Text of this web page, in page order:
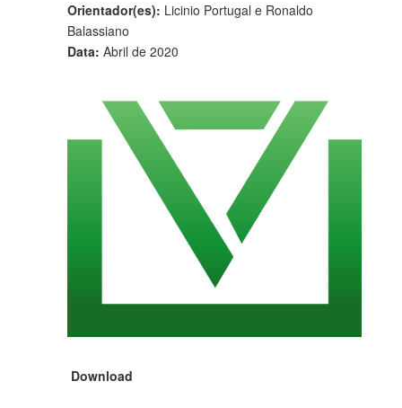
Orientador(es): Licinio Portugal e Ronaldo
Balassiano
Data: Abril de 2020
Download